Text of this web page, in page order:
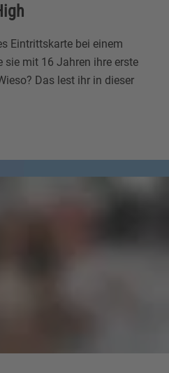
Eintrittskarte bei einem
sie mit 16 Jahren ihre erste
Das lest ihr in dieser